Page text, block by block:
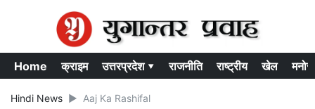
Home क्राइम उत्तरप्रदेश ▾ राजनीति राष्ट्रीय खेल
Hindi News Aaj Ka Rashifal